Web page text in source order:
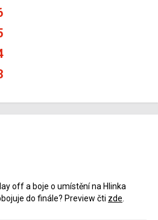
off a boje o umístění na Hlinka
do finále? Preview čti zde